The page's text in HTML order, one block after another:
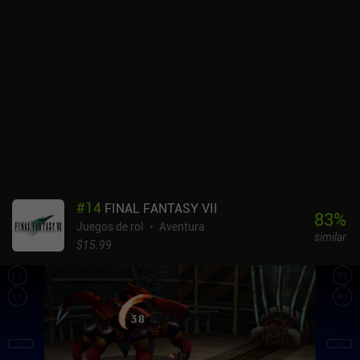
#14 FINAL FANTASY VII
Juegos de rol
Aventura
$15.99
83%
similar